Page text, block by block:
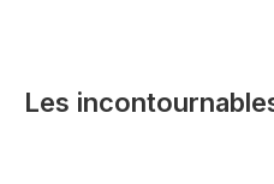
Les